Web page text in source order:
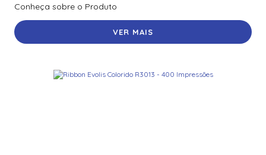
Conheça sobre o Produto
VER MAIS